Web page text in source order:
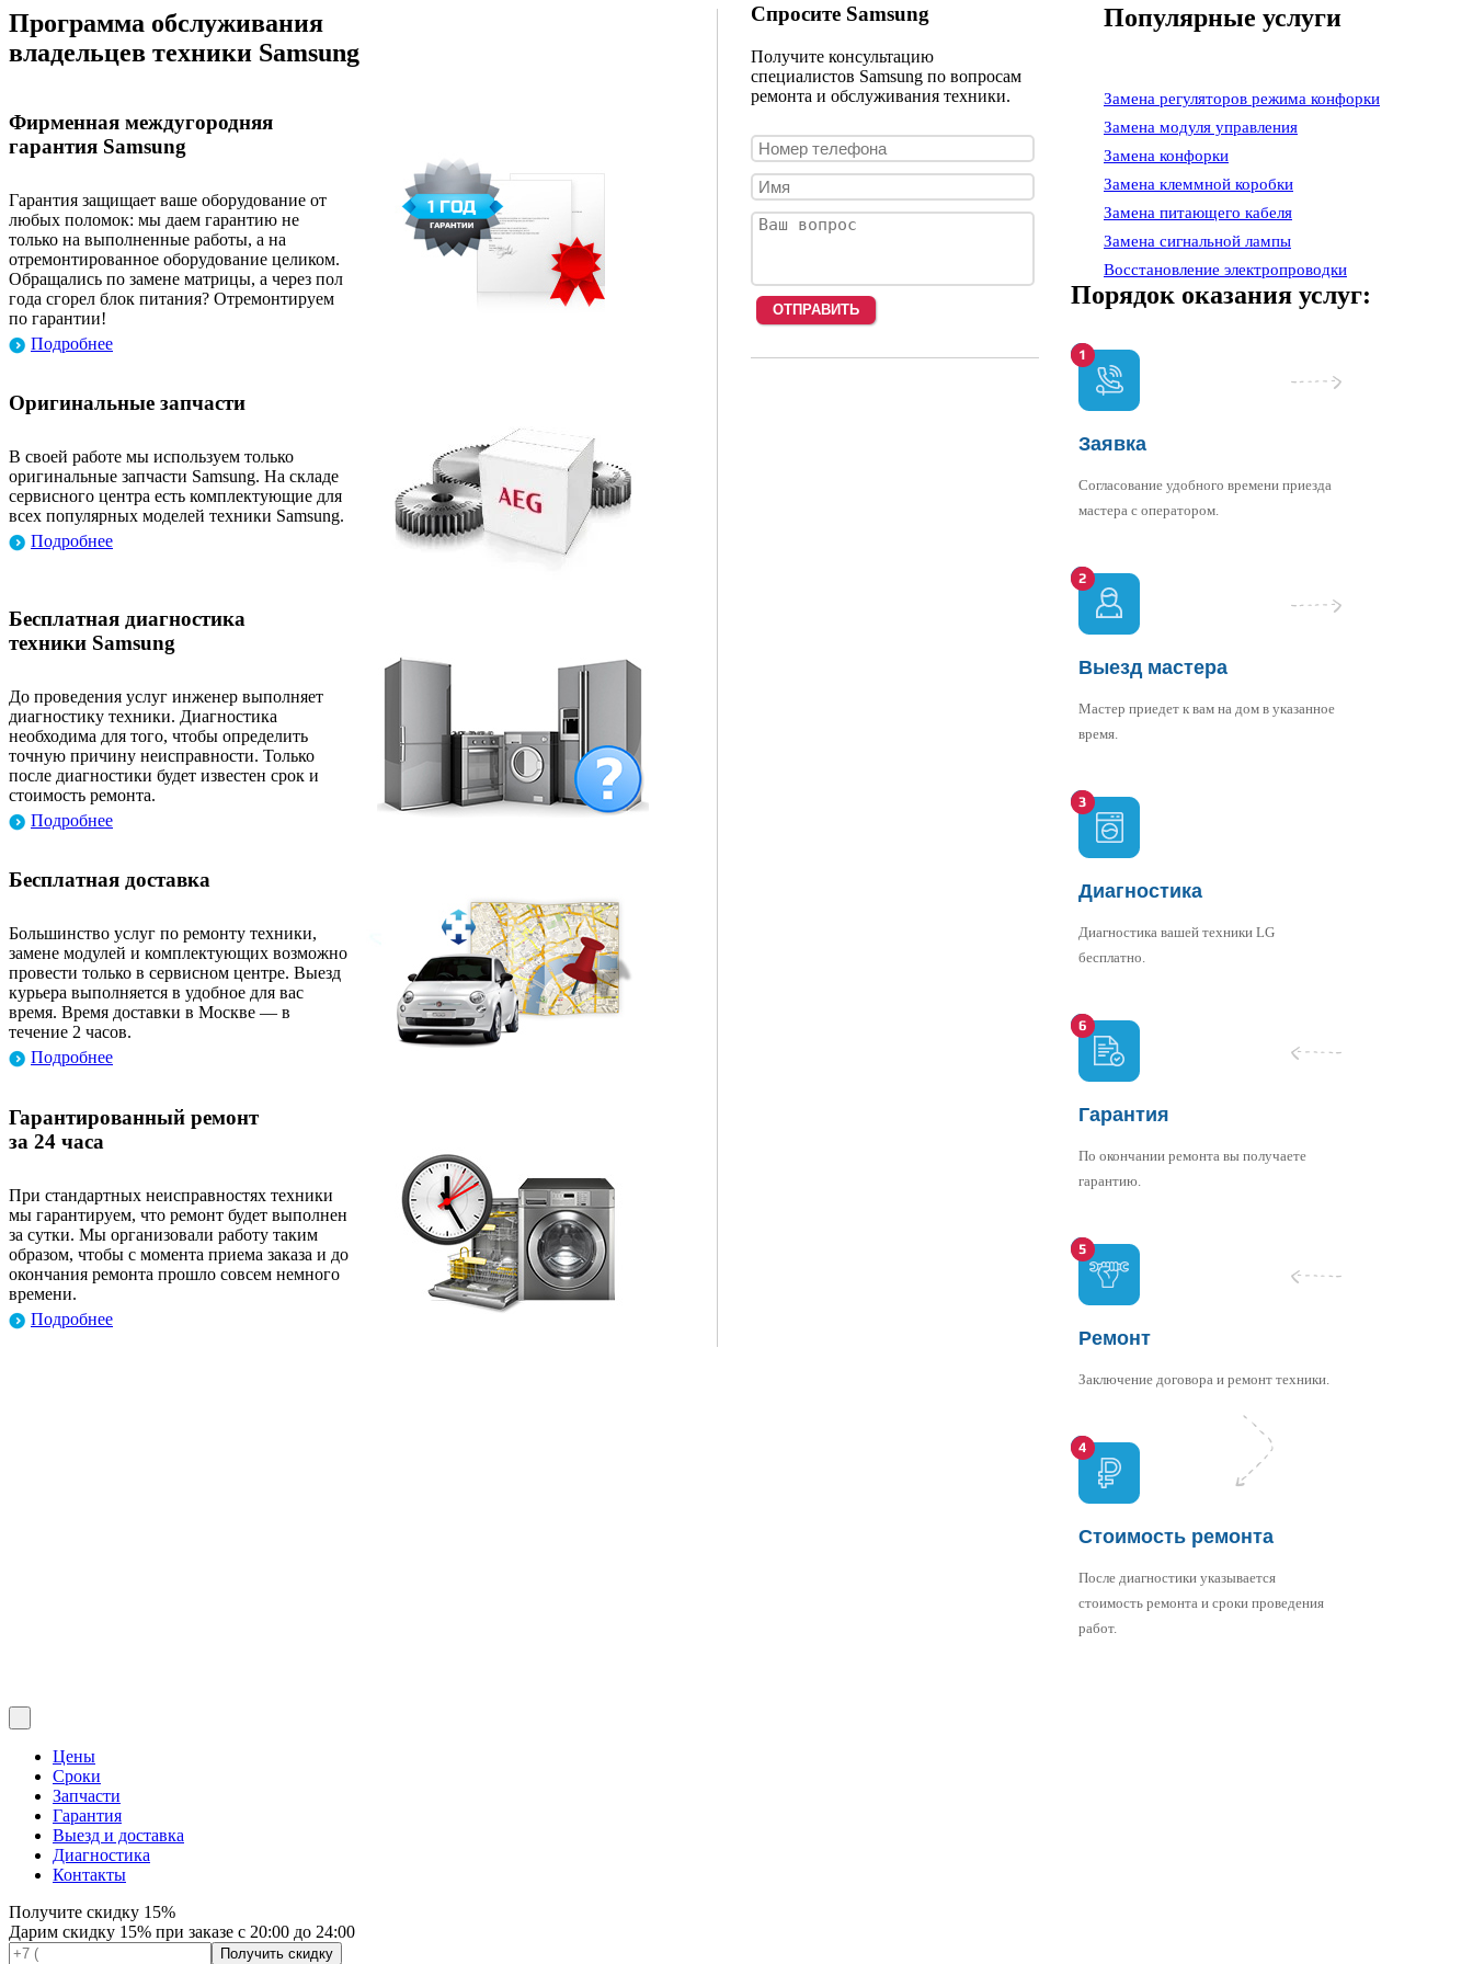
Программа обслуживания
владельцев техники Samsung
Фирменная междугородняя
гарантия Samsung
Гарантия защищает ваше оборудование от
любых поломок: мы даем гарантию не
только на выполненные работы, а на
отремонтированное оборудование целиком.
Обращались по замене матрицы, а через пол
года сгорел блок питания? Отремонтируем
по гарантии!
Подробнее
Оригинальные запчасти
В своей работе мы используем только
оригинальные запчасти Samsung. На складе
сервисного центра есть комплектующие для
всех популярных моделей техники Samsung.
Подробнее
Бесплатная диагностика
техники Samsung
До проведения услуг инженер выполняет
диагностику техники. Диагностика
необходима для того, чтобы определить
точную причину неисправности. Только
после диагностики будет известен срок и
стоимость ремонта.
Подробнее
Бесплатная доставка
Большинство услуг по ремонту техники,
замене модулей и комплектующих возможно
провести только в сервисном центре. Выезд
курьера выполняется в удобное для вас
время. Время доставки в Москве — в
течение 2 часов.
Подробнее
Гарантированный ремонт
за 24 часа
При стандартных неисправностях техники
мы гарантируем, что ремонт будет выполнен
за сутки. Мы организовали работу таким
образом, чтобы с момента приема заказа и до
окончания ремонта прошло совсем немного
времени.
Подробнее
Спросите Samsung
Получите консультацию
специалистов Samsung по вопросам
ремонта и обслуживания техники.
Популярные услуги
Замена регуляторов режима конфорки
Замена модуля управления
Замена конфорки
Замена клеммной коробки
Замена питающего кабеля
Замена сигнальной лампы
Восстановление электропроводки
Порядок оказания услуг:
Заявка
Согласование удобного времени приезда
мастера с оператором.
Выезд мастера
Мастер приедет к вам на дом в указанное
время.
Диагностика
Диагностика вашей техники LG
бесплатно.
Стоимость ремонта
После диагностики указывается
стоимость ремонта и сроки проведения
работ.
Ремонт
Заключение договора и ремонт техники.
Гарантия
По окончании ремонта вы получаете
гарантию.
Цены
Сроки
Запчасти
Гарантия
Выезд и доставка
Диагностика
Контакты
Получите скидку 15%
Дарим скидку 15% при заказе с 20:00 до 24:00